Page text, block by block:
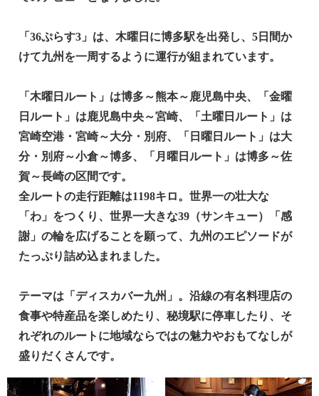
「36ぷらす3」は、木曜日に博多駅を出発し、5日間か
けて九州を一周するように運行が組まれています。
「木曜日ルート」は博多～熊本～鹿児島中央、「金曜
日ルート」は鹿児島中央～宮崎、「土曜日ルート」は
宮崎空港・宮崎～大分・別府、「日曜日ルート」は大
分・別府～小倉～博多、「月曜日ルート」は博多～佐
賀～長崎の区間です。
全ルートの走行距離は1198キロ。世界一の壮大な
「わ」をつくり、世界一大きな39（サンキュー）「感
謝」の輪を広げることを願って、九州のエピソードが
たっぷり詰め込まれました。
テーマは「ディスカバー九州」。沿線の有名料理店の
食事や特産品を楽しめたり、秘境駅に停車したり、そ
れぞれのルートに地域ならではの魅力やおもてなしが
盛りだくさんです。